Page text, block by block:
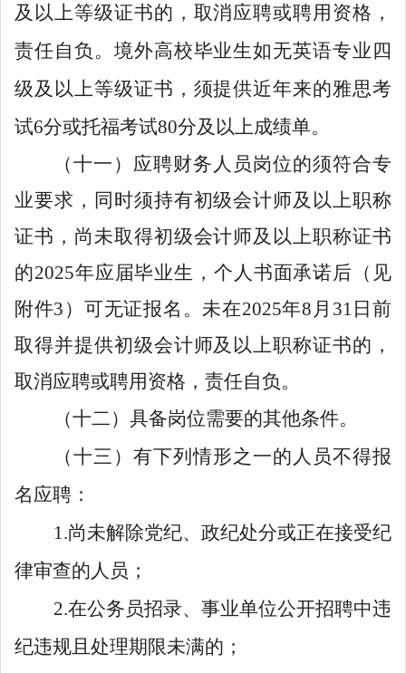
及以上等级证书的，取消应聘或聘用资格，
责任自负。境外高校毕业生如无英语专业四
级及以上等级证书，须提供近年来的雅思考
试6分或托福考试80分及以上成绩单。
（十一） 应聘财务人员岗位的须符合专
业要求，同时须持有初级会计师及以上职称
证书 ， 尚未取得初级会计师及以上职称证书
的2025年应届毕业生 ，个人书面承诺后 （ 见
附件3 ） 可无证报名 。未在2025年8 月 31 日前
取得并提供初级会计师及以上职称证书的，
取消应聘或聘用资格，责任自负。
（十二）具备岗位需要的其他条件。
（十三）有下列情形之一的人员不得报
名应聘：
1.尚未解除党纪、政纪处分或正在接受纪
律审查的人员；
2.在公务员招录、事业单位公开招聘中违
纪违规且处理期限未满的；